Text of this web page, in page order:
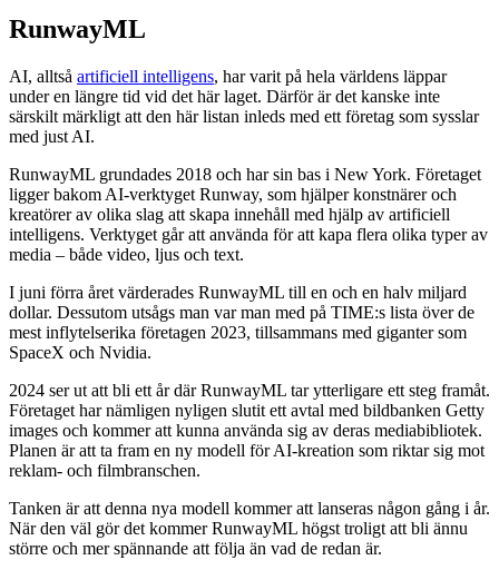
RunwayML
AI, alltså artificiell intelligens, har varit på hela världens läppar
under en längre tid vid det här laget. Därför är det kanske inte
särskilt märkligt att den här listan inleds med ett företag som sysslar
med just AI.
RunwayML grundades 2018 och har sin bas i New York. Företaget
ligger bakom AI-verktyget Runway, som hjälper konstnärer och
kreatörer av olika slag att skapa innehåll med hjälp av artificiell
intelligens. Verktyget går att använda för att kapa flera olika typer av
media – både video, ljus och text.
I juni förra året värderades RunwayML till en och en halv miljard
dollar. Dessutom utsågs man var man med på TIME:s lista över de
mest inflytelserika företagen 2023, tillsammans med giganter som
SpaceX och Nvidia.
2024 ser ut att bli ett år där RunwayML tar ytterligare ett steg framåt.
Företaget har nämligen nyligen slutit ett avtal med bildbanken Getty
images och kommer att kunna använda sig av deras mediabibliotek.
Planen är att ta fram en ny modell för AI-kreation som riktar sig mot
reklam- och filmbranschen.
Tanken är att denna nya modell kommer att lanseras någon gång i år.
När den väl gör det kommer RunwayML högst troligt att bli ännu
större och mer spännande att följa än vad de redan är.